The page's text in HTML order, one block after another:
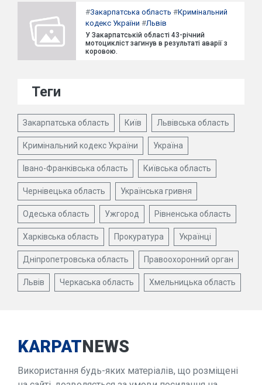
#Закарпатська область #Кримінальний
кодекс України #Львів
У Закарпатській області 43-річний
мотоцикліст загинув в результаті аварії з
коровою.
Теги
Закарпатська область Київ Львівська область
Кримінальний кодекс України Україна
Івано-Франківська область Київська область
Чернівецька область Українська гривня
Одеська область Ужгород Рівненська область
Харківська область Прокуратура Українці
Дніпропетровська область Правоохоронний орган
Львів Черкаська область Хмельницька область
KARPATNEWS
Використання будь-яких матеріалів, що розміщені